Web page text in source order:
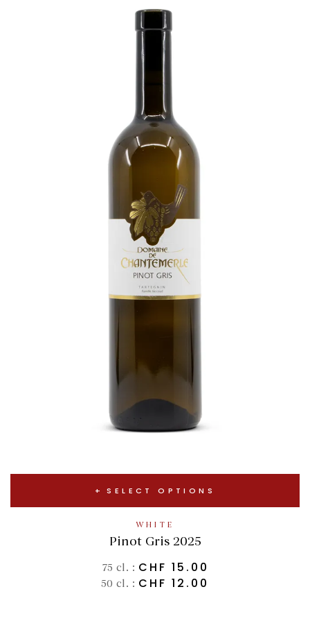
SELECT OPTIONS
WHITE
Pinot Gris 2025
75 cl. : CHF 15.00
50 cl. : CHF 12.00